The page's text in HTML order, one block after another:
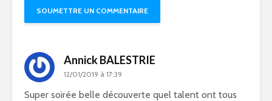
Annick BALESTRIE
12/01/2019 à 17:39
Super soirée belle découverte quel talent ont tous